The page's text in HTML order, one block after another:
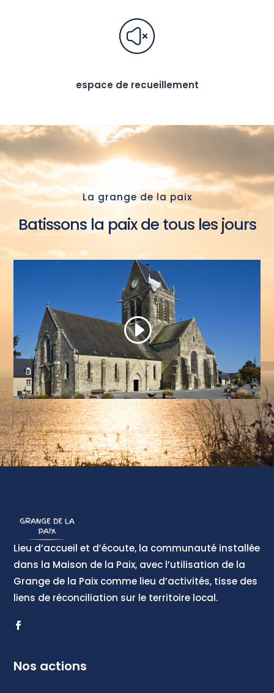
espace de recueillement
La grange de la paix
Batissons la paix de tous les jours
Lieu d’accueil et d’écoute, la communauté installée
dans la Maison de la Paix, avec l’utilisation de la
Grange de la Paix comme lieu d’activités, tisse des
liens de réconciliation sur le territoire local.
Nos actions